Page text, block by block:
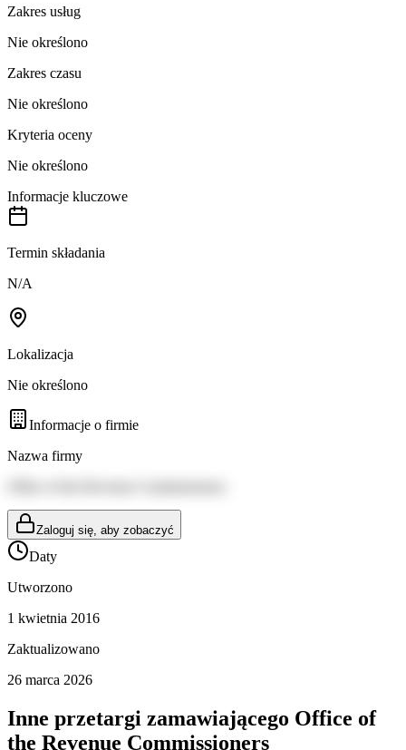
Zakres usług
Nie określono
Zakres czasu
Nie określono
Kryteria oceny
Nie określono
Informacje kluczowe
Termin składania
N/A
Lokalizacja
Nie określono
Informacje o firmie
Nazwa firmy
Zaloguj się, aby zobaczyć
Daty
Utworzono
1 kwietnia 2016
Zaktualizowano
26 marca 2026
Inne przetargi zamawiającego Office of
the Revenue Commissioners